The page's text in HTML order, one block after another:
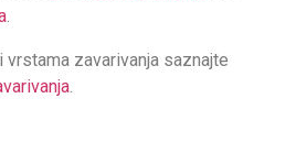
.
vrstama zavarivanja saznajte
.